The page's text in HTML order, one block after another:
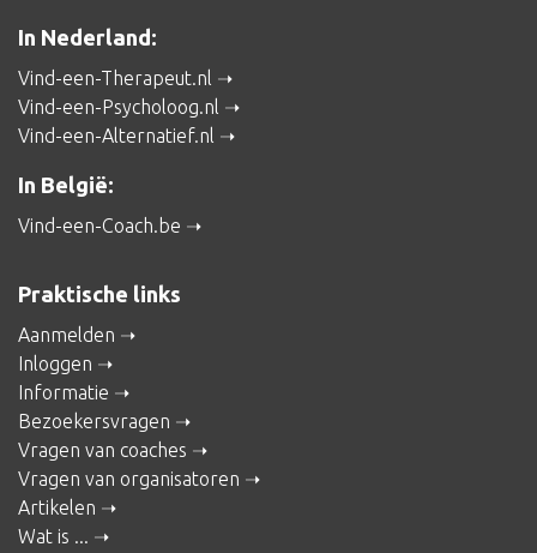
In Nederland:
Vind-een-Therapeut.nl
Vind-een-Psycholoog.nl
Vind-een-Alternatief.nl
In België:
Vind-een-Coach.be
Praktische links
Aanmelden
Inloggen
Informatie
Bezoekersvragen
Vragen van coaches
Vragen van organisatoren
Artikelen
Wat is ...